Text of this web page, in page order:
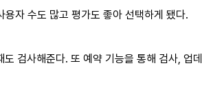
자 수도 많고 평가도 좋아 선택하게 됐다.
검사해준다. 또 예약 기능을 통해 검사, 업데